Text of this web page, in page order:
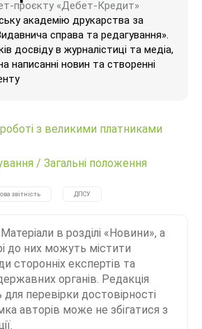
проєкту «Дебет-Кредит»
академію друкарства за
справа та редагування».
досвіду в журналістиці та медіа,
написанні новин та створенні
з великими платниками
/ Загальні положення
звітність ДПСУ
Матеріали в розділі «Новини», а
до них можуть містити
сторонніх експертів та
органів. Редакція
перевірки достовірності
авторів може не збігатися з